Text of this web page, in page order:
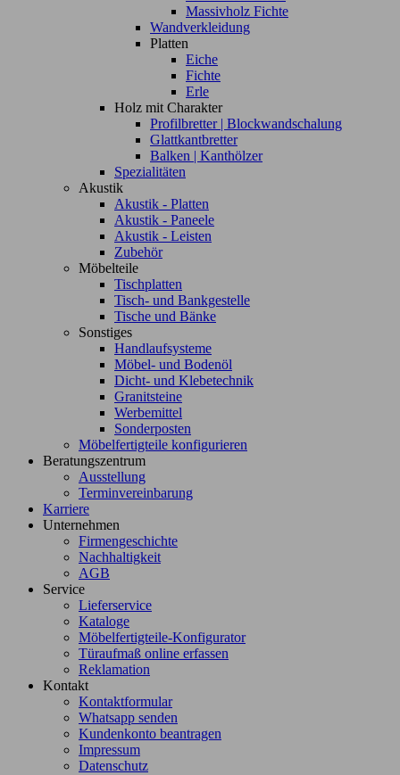
Massivholz Fichte
Wandverkleidung
Platten
Eiche
Fichte
Erle
Holz mit Charakter
Profilbretter | Blockwandschalung
Glattkantbretter
Balken | Kanthölzer
Spezialitäten
Akustik
Akustik - Platten
Akustik - Paneele
Akustik - Leisten
Zubehör
Möbelteile
Tischplatten
Tisch- und Bankgestelle
Tische und Bänke
Sonstiges
Handlaufsysteme
Möbel- und Bodenöl
Dicht- und Klebetechnik
Granitsteine
Werbemittel
Sonderposten
Möbelfertigteile konfigurieren
Beratungszentrum
Ausstellung
Terminvereinbarung
Karriere
Unternehmen
Firmengeschichte
Nachhaltigkeit
AGB
Service
Lieferservice
Kataloge
Möbelfertigteile-Konfigurator
Türaufmaß online erfassen
Reklamation
Kontakt
Kontaktformular
Whatsapp senden
Kundenkonto beantragen
Impressum
Datenschutz